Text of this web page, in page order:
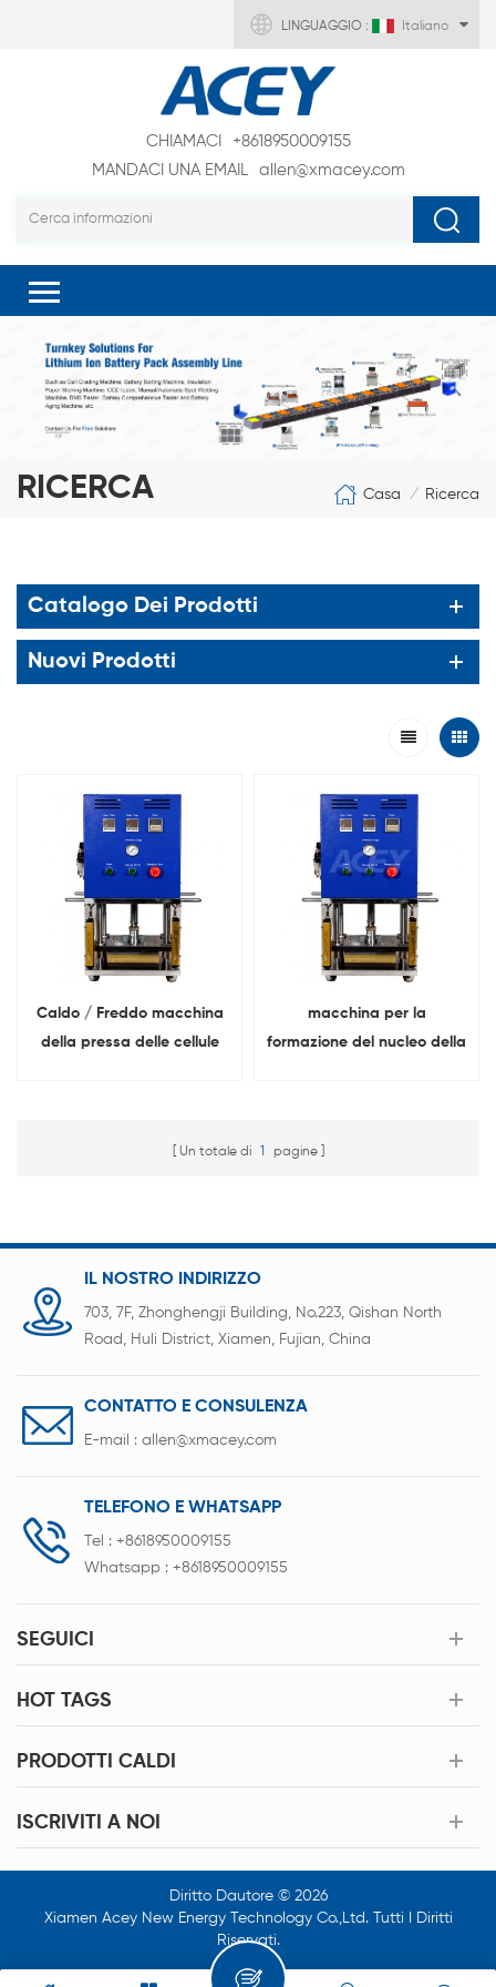
LINGUAGGIO : Italiano
CHIAMACI
+8618950009155
MANDACI UNA EMAIL
allen@xmacey.com
RICERCA Casa / Ricerca
Catalogo Dei Prodotti
Nuovi Prodotti
Caldo / Freddo macchina
della pressa delle cellule
macchina per la
formazione del nucleo della
Un totale di 1 pagine
IL NOSTRO INDIRIZZO
703, 7F, Zhonghengji Building, No.223, Qishan North
Road, Huli District, Xiamen, Fujian, China
CONTATTO E CONSULENZA
E-mail : allen@xmacey.com
TELEFONO E WHATSAPP
Tel : +8618950009155
Whatsapp : +8618950009155
SEGUICI
HOT TAGS
PRODOTTI CALDI
ISCRIVITI A NOI
Diritto Dautore © 2026
Xiamen Acey New Energy Technology Co.,Ltd. Tutti I Diritti
Riservati.